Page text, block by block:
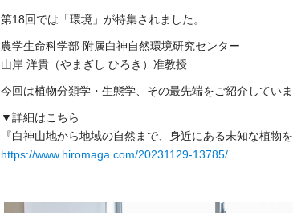
第18回では「環境」が特集されました。
農学生命科学部 附属白神自然環境研究センター
山岸 洋貴（やまぎし ひろき）准教授
今回は植物分類学・生態学、その最先端をご紹介していま
▼詳細はこちら
『白神山地から地域の自然まで、身近にある未知な植物を
https://www.hiromaga.com/20231129-13785/